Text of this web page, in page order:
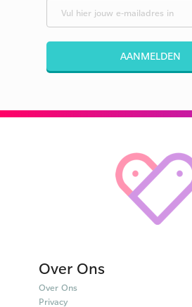
AANMELDEN
Over Ons
Over Ons
Privacy